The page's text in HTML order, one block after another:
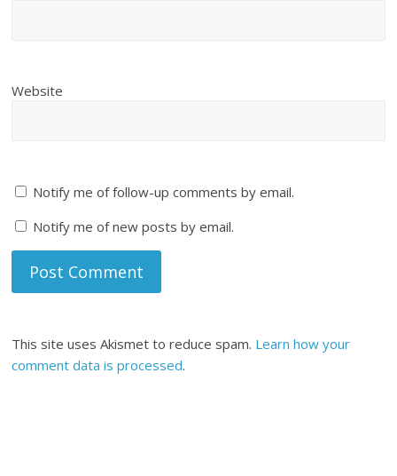
Website
Notify me of follow-up comments by email.
Notify me of new posts by email.
This site uses Akismet to reduce spam. Learn how your
comment data is processed.